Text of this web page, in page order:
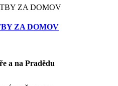
ZA DOMOV
a na Pradědu